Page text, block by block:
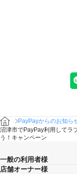
PayPayからのお知ら
沼津市でPayPay利用してラ
う！キャンペーン
一般の利用者様
店舗オーナー様